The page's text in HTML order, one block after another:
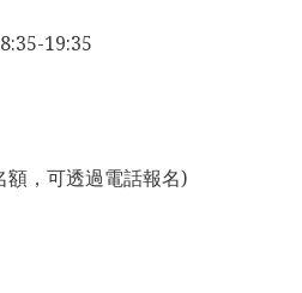
19:35
，可透過電話報名)